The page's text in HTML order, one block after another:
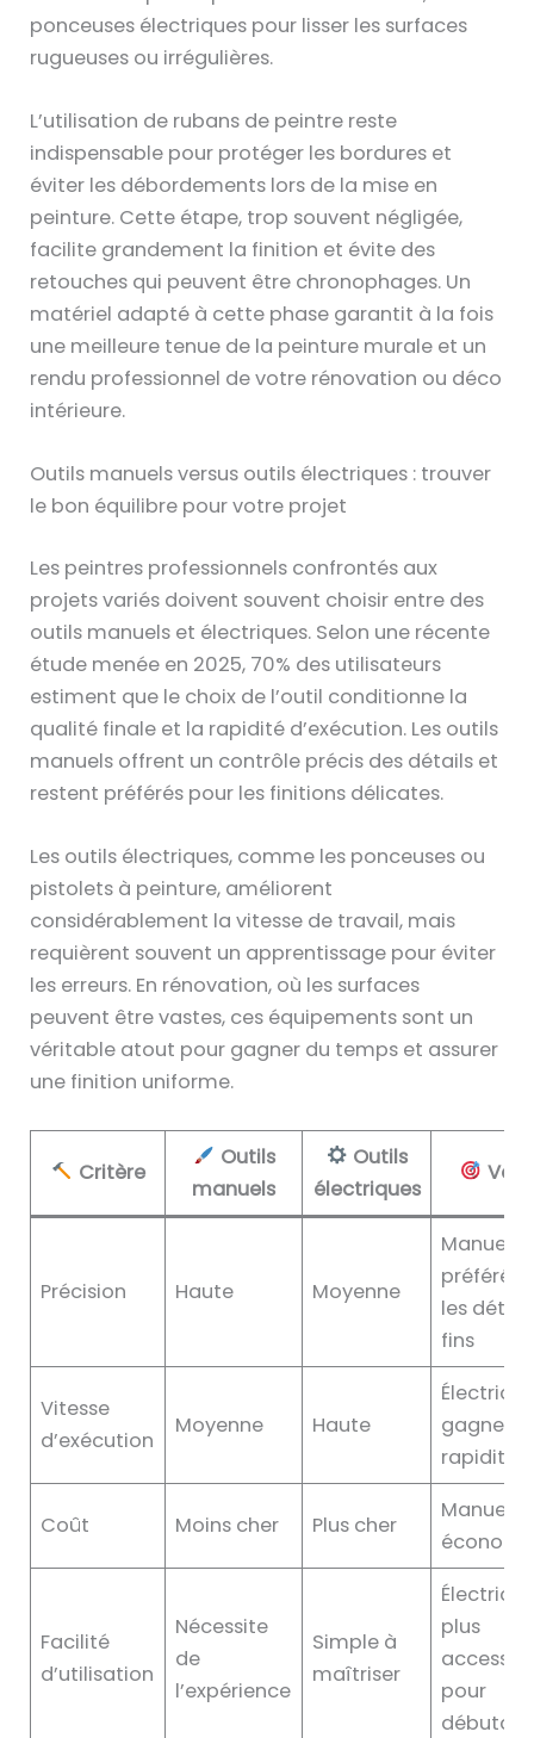
ponceuses électriques pour lisser les surfaces
rugueuses ou irrégulières.
L’utilisation de rubans de peintre reste
indispensable pour protéger les bordures et
éviter les débordements lors de la mise en
peinture. Cette étape, trop souvent négligée,
facilite grandement la finition et évite des
retouches qui peuvent être chronophages. Un
matériel adapté à cette phase garantit à la fois
une meilleure tenue de la peinture murale et un
rendu professionnel de votre rénovation ou déco
intérieure.
Outils manuels versus outils électriques : trouver
le bon équilibre pour votre projet
Les peintres professionnels confrontés aux
projets variés doivent souvent choisir entre des
outils manuels et électriques. Selon une récente
étude menée en 2025, 70% des utilisateurs
estiment que le choix de l’outil conditionne la
qualité finale et la rapidité d’exécution. Les outils
manuels offrent un contrôle précis des détails et
restent préférés pour les finitions délicates.
Les outils électriques, comme les ponceuses ou
pistolets à peinture, améliorent
considérablement la vitesse de travail, mais
requièrent souvent un apprentissage pour éviter
les erreurs. En rénovation, où les surfaces
peuvent être vastes, ces équipements sont un
véritable atout pour gagner du temps et assurer
une finition uniforme.
Critère
Outils
manuels
Outils
électriques
Précision Haute Moyenne
Manuels
préférés
les
fins
Vitesse
d’exécution
Moyenne Haute
gagnent
rapidité
Coût Moins cher Plus cher
Manuels
Facilité
d’utilisation
Nécessite
de
l’expérience
Simple à
maîtriser
plus
pour